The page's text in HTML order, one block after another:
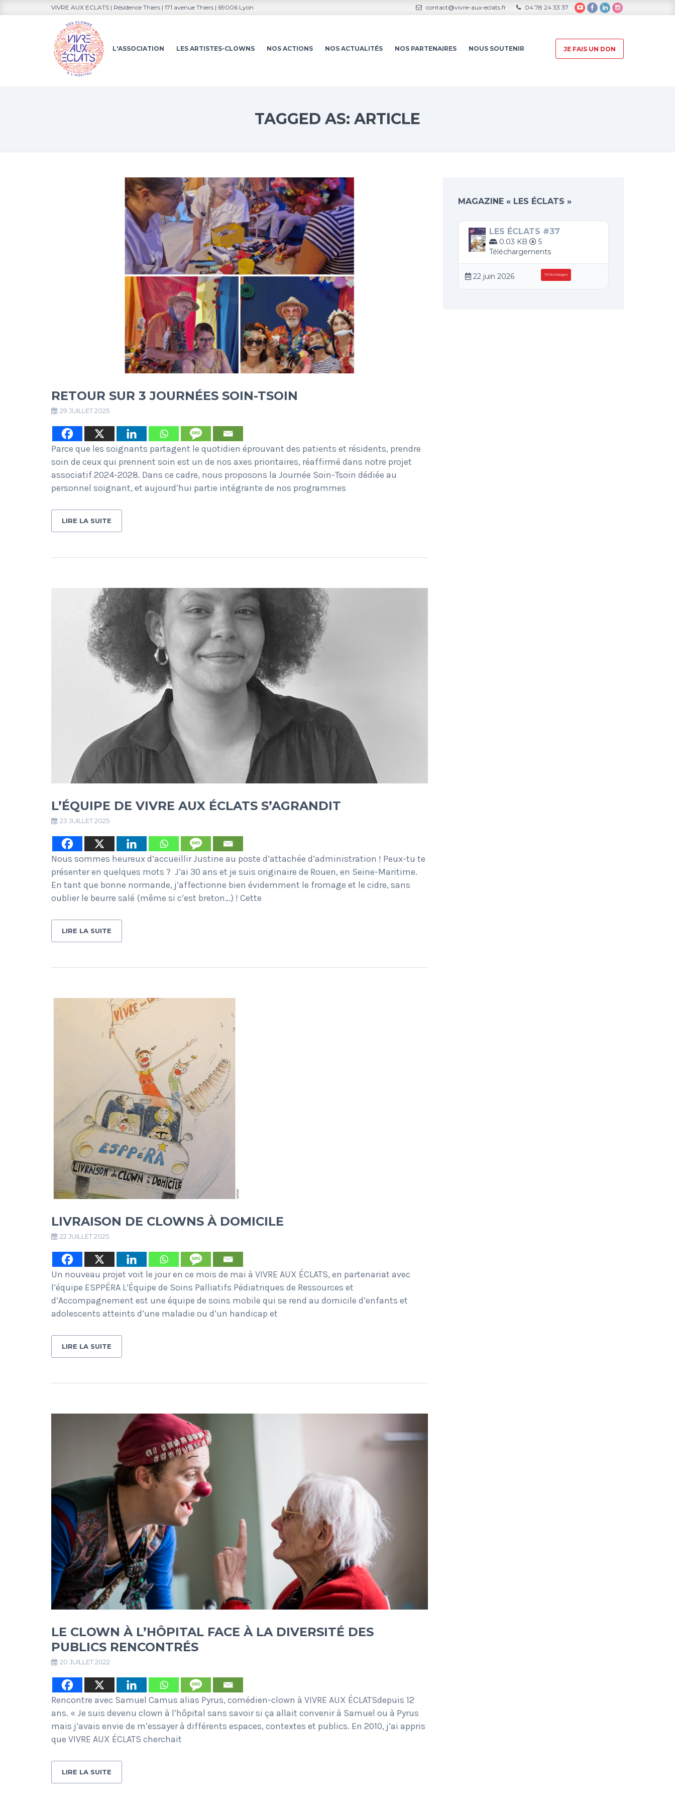
VIVRE AUX ECLATS | Résidence Thiers | 171 avenue Thiers | 69006 Lyon contact@vivre-aux-eclats.fr 04 78 24 33 37
L'ASSOCIATION LES ARTISTES-CLOWNS NOS ACTIONS NOS ACTUALITÉS NOS PARTENAIRES NOUS SOUTENIR JE FAIS UN DON
TAGGED AS: ARTICLE
RETOUR SUR 3 JOURNÉES SOIN-TSOIN
29 JUILLET 2025
Parce que les soignants partagent le quotidien éprouvant des patients et résidents, prendre
soin de ceux qui prennent soin est un de nos axes prioritaires, réaffirmé dans notre projet
associatif 2024-2028. Dans ce cadre, nous proposons la Journée Soin-Tsoin dédiée au
personnel soignant, et aujourd’hui partie intégrante de nos programmes
LIRE LA SUITE
L’ÉQUIPE DE VIVRE AUX ÉCLATS S’AGRANDIT
23 JUILLET 2025
Nous sommes heureux d’accueillir Justine au poste d’attachée d’administration ! Peux-tu te
présenter en quelques mots ? J’ai 30 ans et je suis originaire de Rouen, en Seine-Maritime.
En tant que bonne normande, j’affectionne bien évidemment le fromage et le cidre, sans
oublier le beurre salé (même si c’est breton…) ! Cette
LIRE LA SUITE
LIVRAISON DE CLOWNS À DOMICILE
22 JUILLET 2025
Un nouveau projet voit le jour en ce mois de mai à VIVRE AUX ÉCLATS, en partenariat avec
l’équipe ESPPÉRA L’Équipe de Soins Palliatifs Pédiatriques de Ressources et
d’Accompagnement est une équipe de soins mobile qui se rend au domicile d’enfants et
adolescents atteints d’une maladie ou d’un handicap et
LIRE LA SUITE
LE CLOWN À L’HÔPITAL FACE À LA DIVERSITÉ DES
PUBLICS RENCONTRÉS
20 JUILLET 2022
Rencontre avec Samuel Camus alias Pyrus, comédien-clown à VIVRE AUX ÉCLATSdepuis 12
ans. « Je suis devenu clown à l’hôpital sans savoir si ça allait convenir à Samuel ou à Pyrus
mais j’avais envie de m’essayer à différents espaces, contextes et publics. En 2010, j’ai appris
que VIVRE AUX ÉCLATS cherchait
LIRE LA SUITE
MAGAZINE « LES ÉCLATS »
LES ÉCLATS #37
0.03 KB
5
Téléchargements
22 juin 2026 Télécharger